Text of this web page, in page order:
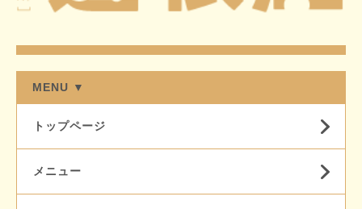
MENU ▼
トップページ
メニュー